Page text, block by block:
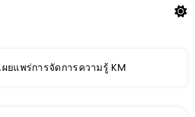
ผยแพร่การจัดการความรู้ KM